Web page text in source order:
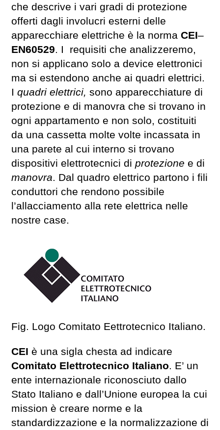
che descrive i vari gradi di protezione
offerti dagli involucri esterni delle
apparecchiare elettriche è la norma CEI–
EN60529. I requisiti che analizzeremo,
non si applicano solo a device elettronici
ma si estendono anche ai quadri elettrici.
I quadri elettrici, sono apparecchiature di
protezione e di manovra che si trovano in
ogni appartamento e non solo, costituiti
da una cassetta molte volte incassata in
una parete al cui interno si trovano
dispositivi elettrotecnici di protezione e di
manovra. Dal quadro elettrico partono i fili
conduttori che rendono possibile
l’allacciamento alla rete elettrica nelle
nostre case.
Fig. Logo Comitato Eettrotecnico Italiano.
CEI è una sigla chesta ad indicare
Comitato Elettrotecnico Italiano. E’ un
ente internazionale riconosciuto dallo
Stato Italiano e dall’Unione europea la cui
mission è creare norme e la
standardizzazione e la normalizzazione di